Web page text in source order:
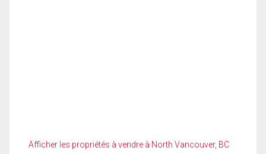
Afficher les propriétés à vendre à North Vancouver, BC